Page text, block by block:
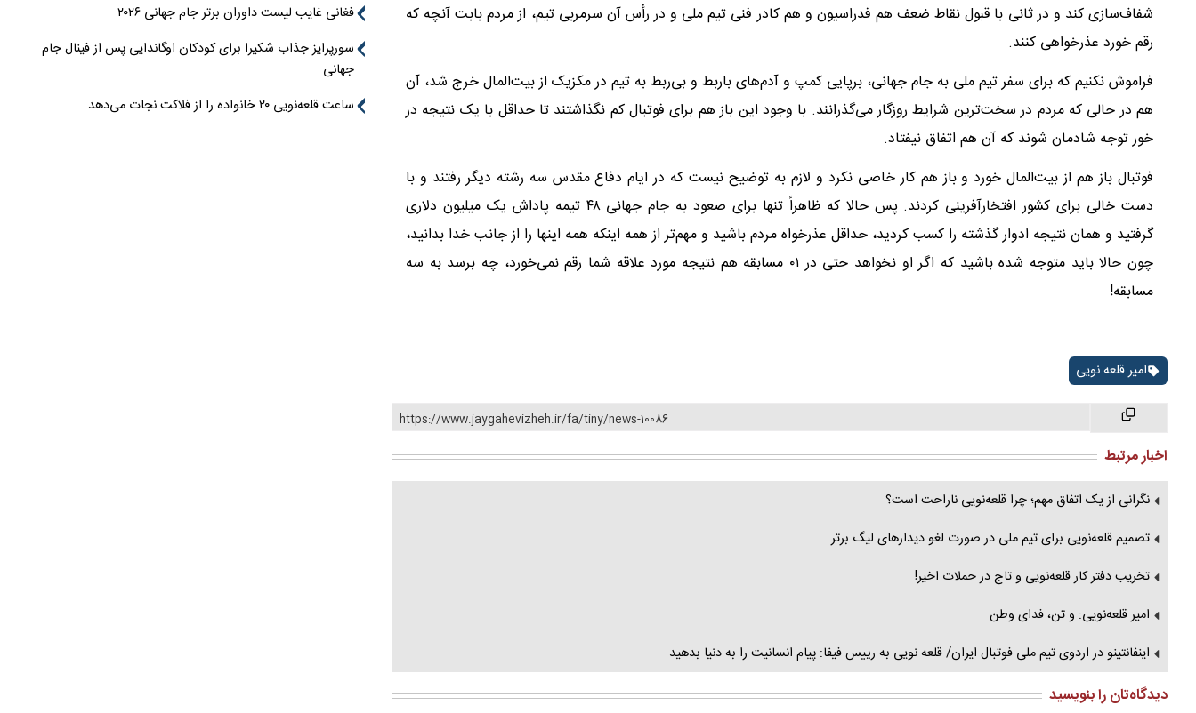
شفاف‌سازی کند و در ثانی با قبول نقاط ضعف هم فدراسیون و هم کادر فنی تیم ملی و در رأس آن سرمربی تیم، از مردم بابت آنچه که
رقم خورد عذرخواهی کنند.
فراموش نکنیم که برای سفر تیم ملی به جام جهانی، برپایی کمپ و آدم‌های باربط و بی‌ربط به تیم در مکزیک از بیت‌المال خرج شد، آن
هم در حالی که مردم در سخت‌ترین شرایط روزگار می‌گذرانند. با وجود این باز هم برای فوتبال کم نگذاشتند تا حداقل با یک نتیجه در
خور توجه شادمان شوند که آن هم اتفاق نیفتاد.
فوتبال باز هم از بیت‌المال خورد و باز هم کار خاصی نکرد و لازم به توضیح نیست که در ایام دفاع مقدس سه رشته دیگر رفتند و با
دست خالی برای کشور افتخارآفرینی کردند. پس حالا که ظاهراً تنها برای صعود به جام جهانی ۴۸ تیمه پاداش یک میلیون دلاری
گرفتید و همان نتیجه ادوار گذشته را کسب کردید، حداقل عذرخواه مردم باشید و مهم‌تر از همه اینکه همه اینها را از جانب خدا بدانید،
چون حالا باید متوجه شده باشید که اگر او نخواهد حتی در ۰۱ مسابقه هم نتیجه مورد علاقه شما رقم نمی‌خورد، چه برسد به سه
مسابقه!
امیر قلعه نویی
https://www.jaygahevizheh.ir/fa/tiny/news-10086
اخبار مرتبط
نگرانی از یک اتفاق مهم؛ چرا قلعه‌نویی ناراحت است؟
تصمیم قلعه‌نویی برای تیم ملی در صورت لغو دیدارهای لیگ برتر
تخریب دفتر کار قلعه‌نویی و تاج در حملات اخیر!
امیر قلعه‌نویی: و تن، فدای وطن
اینفانتینو در اردوی تیم ملی فوتبال ایران/ قلعه نویی به رییس فیفا: پیام انسانیت را به دنیا بدهید
دیدگاه‌تان را بنویسید
فغانی غایب لیست داوران برتر جام جهانی ۲۰۲۶
سورپرایز جذاب شکیرا برای کودکان اوگاندایی پس از فینال جام
جهانی
ساعت قلعه‌نویی ۲۰ خانواده را از فلاکت نجات می‌دهد